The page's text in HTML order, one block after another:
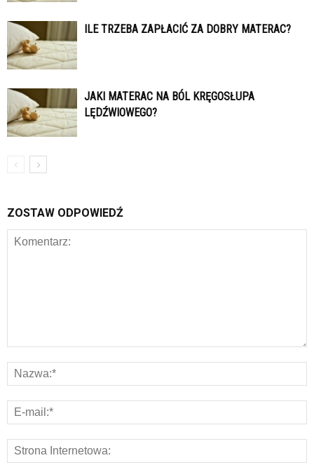
ILE TRZEBA ZAPŁACIĆ ZA DOBRY MATERAC?
JAKI MATERAC NA BÓL KRĘGOSŁUPA
LĘDŹWIOWEGO?
ZOSTAW ODPOWIEDŹ